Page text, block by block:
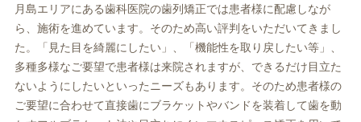
月島エリアにある歯科医院の歯列矯正では患者様に配慮しなが
ら、施術を進めています。そのため高い評判をいただいてきまし
た。「見た目を綺麗にしたい」、「機能性を取り戻したい等」、
多種多様なご要望で患者様は来院されますが、できるだけ目立た
ないようにしたいといったニーズもあります。そのため患者様の
ご要望に合わせて直接歯にブラケットやバンドを装着して歯を動